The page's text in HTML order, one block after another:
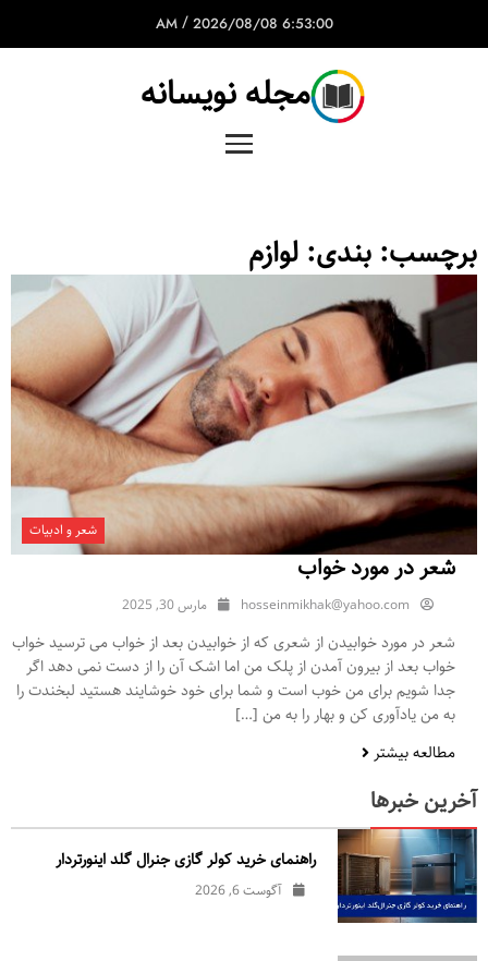
6:53:00 AM
/ 2026/08/08
مجله نویسانه
برچسب: بندی: لوازم
شعر و ادبیات
شعر در مورد خواب
hosseinmikhak@yahoo.com مارس 30, 2025
شعر در مورد خوابیدن از شعری که از خوابیدن بعد از خواب می ترسید خواب
خواب بعد از بیرون آمدن از پلک من اما اشک آن را از دست نمی دهد اگر
جدا شویم برای من خوب است و شما برای خود خوشایند هستید لبخندت را
به من یادآوری کن و بهار را به من […]
مطالعه بیشتر
آخرین خبرها
راهنمای خرید کولر گازی جنرال‌ گلد اینورتر‌دار
آگوست 6, 2026